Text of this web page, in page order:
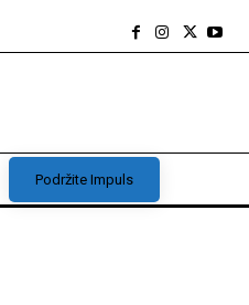
Podržite Impuls